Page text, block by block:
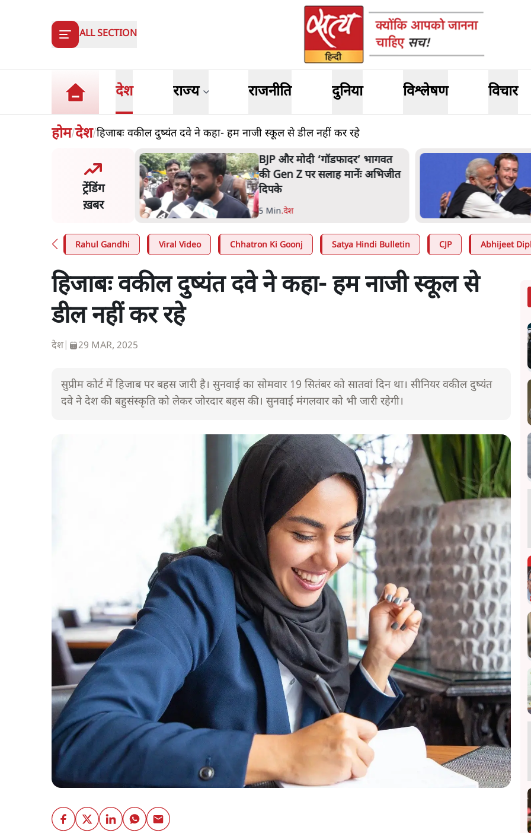
ALL SECTION
देश राज्य राजनीति दुनिया विश्लेषण विचार
होम/देश/हिजाबः वकील दुष्यंत दवे ने कहा- हम नाजी स्कूल से डील नहीं कर रहे
ट्रेंडिंग
ख़बर
में काला नहीं, पूरी दाल ही
वाहनों को बरबाद कर रहा है
BJP और मोदी ‘गॉडफादर’ भागवत
की Gen Z पर सलाह मानेंः अभिजीत
दिपके
5 Min.देश
Rahul Gandhi Viral Video Chhatron Ki Goonj Satya Hindi Bulletin CJP Abhijeet
हिजाबः वकील दुष्यंत दवे ने कहा- हम नाजी स्कूल से
डील नहीं कर रहे
देश 29 MAR, 2025
सुप्रीम कोर्ट में हिजाब पर बहस जारी है। सुनवाई का सोमवार 19 सितंबर को सातवां दिन था। सीनियर वकील दुष्यंत
दवे ने देश की बहुसंस्कृति को लेकर जोरदार बहस की। सुनवाई मंगलवार को भी जारी रहेगी।